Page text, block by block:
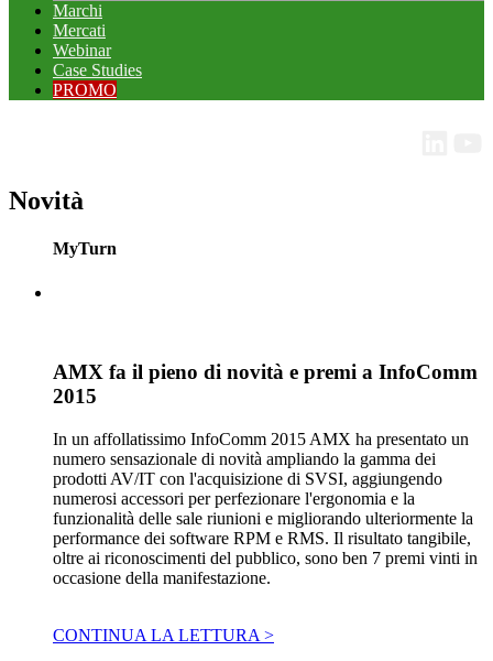
Marchi
Mercati
Webinar
Case Studies
PROMO
Novità
MyTurn
AMX fa il pieno di novità e premi a InfoComm
2015
In un affollatissimo InfoComm 2015 AMX ha presentato un
numero sensazionale di novità ampliando la gamma dei
prodotti AV/IT con l'acquisizione di SVSI, aggiungendo
numerosi accessori per perfezionare l'ergonomia e la
funzionalità delle sale riunioni e migliorando ulteriormente la
performance dei software RPM e RMS. Il risultato tangibile,
oltre ai riconoscimenti del pubblico, sono ben 7 premi vinti in
occasione della manifestazione.
CONTINUA LA LETTURA >